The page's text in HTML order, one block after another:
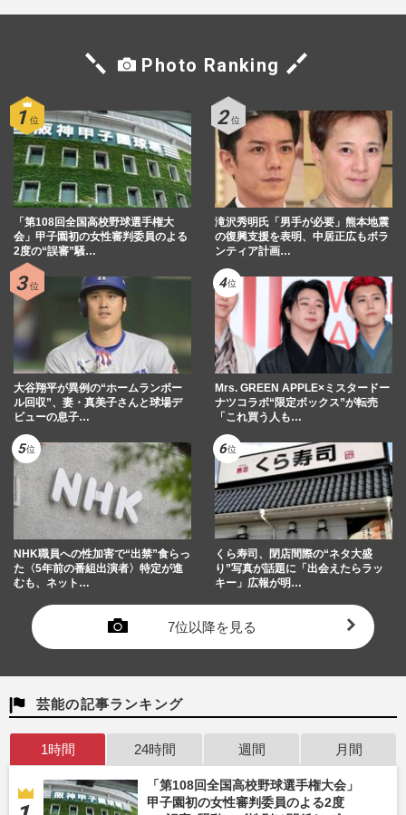
Photo Ranking
「第108回全国高校野球選手権大
会」甲子園初の女性審判委員のよる
2度の“誤審”騒…
滝沢秀明氏「男手が必要」熊本地震
の復興支援を表明、中居正広もボラ
ンティア計画…
大谷翔平が異例の“ホームランボー
ル回収”、妻・真美子さんと球場デ
ビューの息子…
Mrs. GREEN APPLE×ミスタードー
ナツコラボ“限定ボックス”が転売
「これ買う人も…
NHK職員への性加害で“出禁”食らっ
た〈5年前の番組出演者〉特定が進
むも、ネット…
くら寿司、閉店間際の“ネタ大盛
り”写真が話題に「出会えたらラッ
キー」広報が明…
7位以降を見る
芸能の記事ランキング
1時間 24時間 週間 月間
「第108回全国高校野球選手権大会」
甲子園初の女性審判委員のよる2度